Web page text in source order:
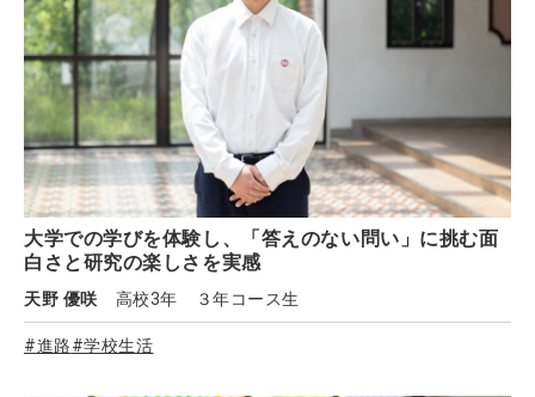
大学での学びを体験し、「答えのない問い」に挑む面
白さと研究の楽しさを実感
天野 優咲 高校3年 ３年コース生
#進路#学校生活